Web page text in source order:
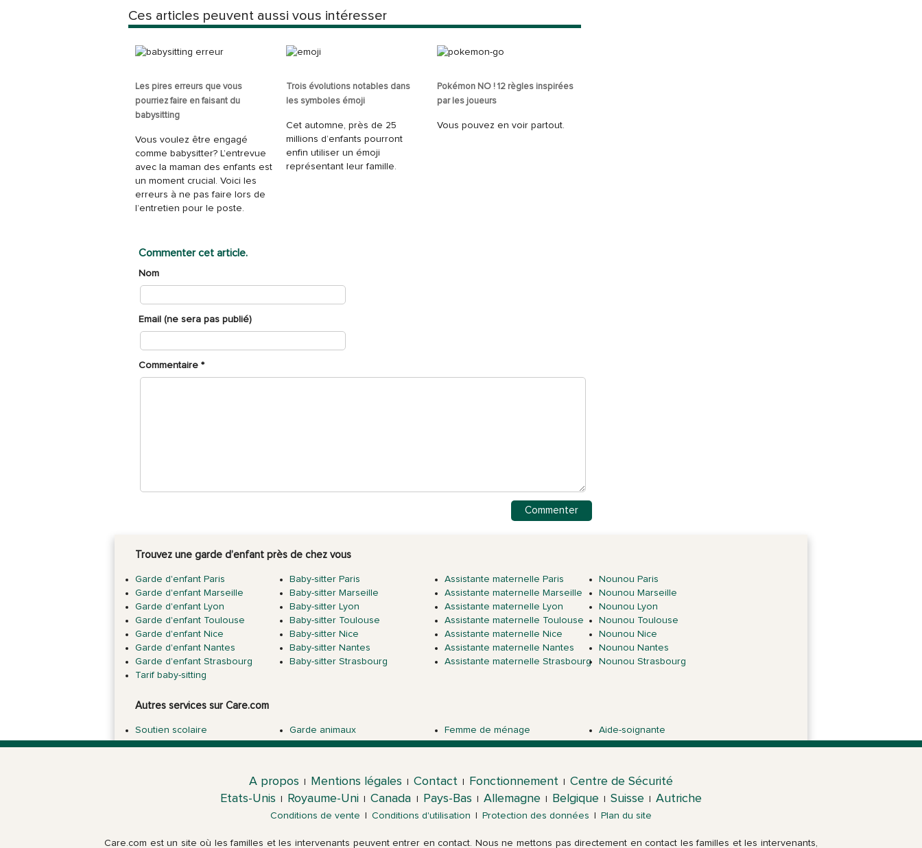
Ces articles peuvent aussi vous intéresser
Les pires erreurs que vous
pourriez faire en faisant du
babysitting
Vous voulez être engagé
comme babysitter? L’entrevue
avec la maman des enfants est
un moment crucial. Voici les
erreurs à ne pas faire lors de
l’entretien pour le poste.
Trois évolutions notables dans
les symboles émoji
Cet automne, près de 25
millions d’enfants pourront
enfin utiliser un émoji
représentant leur famille.
Pokémon NO ! 12 règles inspirées
par les joueurs
Vous pouvez en voir partout.
Commenter cet article.
Nom
Email (ne sera pas publié)
Commentaire *
Trouvez une garde d’enfant près de chez vous
Garde d'enfant Paris
Garde d'enfant Marseille
Garde d'enfant Lyon
Garde d'enfant Toulouse
Garde d'enfant Nice
Garde d'enfant Nantes
Garde d'enfant Strasbourg
Tarif baby-sitting
Baby-sitter Paris
Baby-sitter Marseille
Baby-sitter Lyon
Baby-sitter Toulouse
Baby-sitter Nice
Baby-sitter Nantes
Baby-sitter Strasbourg
Assistante maternelle Paris
Assistante maternelle Marseille
Assistante maternelle Lyon
Assistante maternelle Toulouse
Assistante maternelle Nice
Assistante maternelle Nantes
Assistante maternelle Strasbourg
Nounou Paris
Nounou Marseille
Nounou Lyon
Nounou Toulouse
Nounou Nice
Nounou Nantes
Nounou Strasbourg
Autres services sur Care.com
Soutien scolaire Garde animaux Femme de ménage Aide-soignante
A propos | Mentions légales | Contact | Fonctionnement | Centre de Sécurité
Etats-Unis | Royaume-Uni | Canada | Pays-Bas | Allemagne | Belgique | Suisse | Autriche
Conditions de vente | Conditions d'utilisation | Protection des données | Plan du site
Care.com est un site où les familles et les intervenants peuvent entrer en contact. Nous ne mettons pas directement en contact les familles et les intervenants,